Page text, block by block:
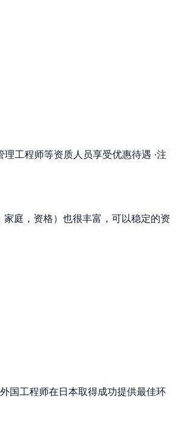
工程师等资质人员享受优惠待遇 ·注
庭，资格）也很丰富，可以稳定的资
国工程师在日本取得成功提供最佳环